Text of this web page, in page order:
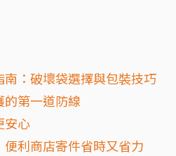
：破壞袋選擇與包裝技巧
第一道防線
安心
利商店寄件省時又省力